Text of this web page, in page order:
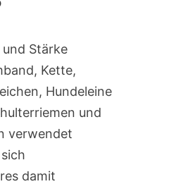
Stärke
Kette,
Hundeleine
und
verwendet
damit